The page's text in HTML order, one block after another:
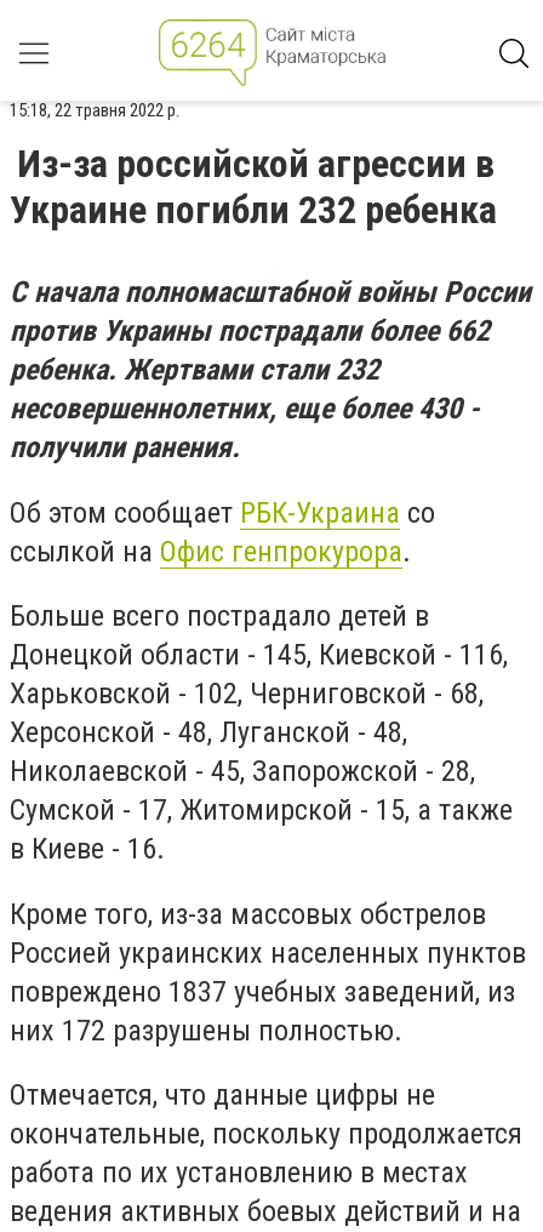
15:18, 22 травня 2022 р.
Из-за российской агрессии в
Украине погибли 232 ребенка
С начала полномасштабной войны России
против Украины пострадали более 662
ребенка. Жертвами стали 232
несовершеннолетних, еще более 430 -
получили ранения.
Об этом сообщает РБК-Украина со
ссылкой на Офис генпрокурора.
Больше всего пострадало детей в
Донецкой области - 145, Киевской - 116,
Харьковской - 102, Черниговской - 68,
Херсонской - 48, Луганской - 48,
Николаевской - 45, Запорожской - 28,
Сумской - 17, Житомирской - 15, а также
в Киеве - 16.
Кроме того, из-за массовых обстрелов
Россией украинских населенных пунктов
повреждено 1837 учебных заведений, из
них 172 разрушены полностью.
Отмечается, что данные цифры не
окончательные, поскольку продолжается
работа по их установлению в местах
ведения активных боевых действий и на